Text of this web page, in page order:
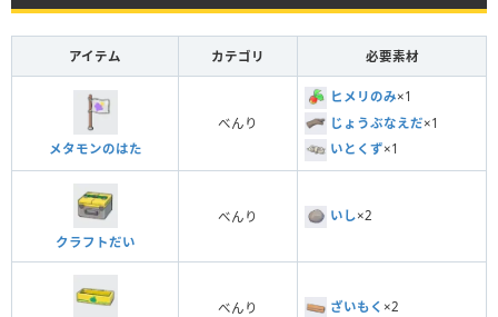
アイテム カテゴリ 必要素材
メタモンのはた
べんり
ヒメリのみ×1
じょうぶなえだ×1
いとくず×1
クラフトだい
べんり いし×2
べんり ざいもく ×2